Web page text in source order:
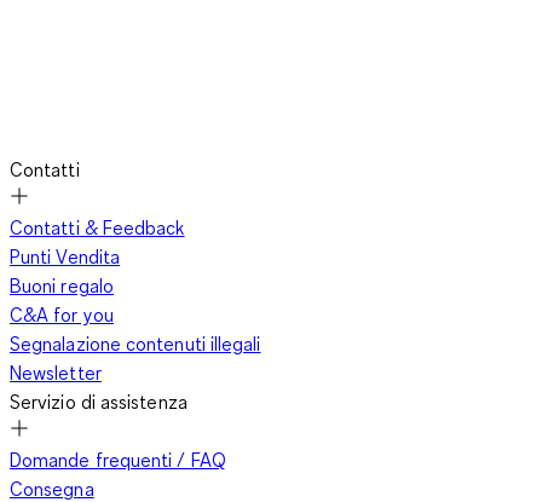
Contatti
Contatti & Feedback
Punti Vendita
Buoni regalo
C&A for you
Segnalazione contenuti illegali
Newsletter
Servizio di assistenza
Domande frequenti / FAQ
Consegna